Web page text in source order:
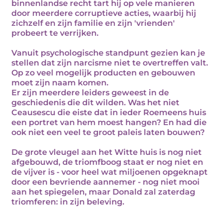
binnenlandse recht tart hij op vele manieren
door meerdere corruptieve acties, waarbij hij
zichzelf en zijn familie en zijn 'vrienden'
probeert te verrijken.
Vanuit psychologische standpunt gezien kan je
stellen dat zijn narcisme niet te overtreffen valt.
Op zo veel mogelijk producten en gebouwen
moet zijn naam komen.
Er zijn meerdere leiders geweest in de
geschiedenis die dit wilden. Was het niet
Ceausescu die eiste dat in ieder Roemeens huis
een portret van hem moest hangen? En had die
ook niet een veel te groot paleis laten bouwen?
De grote vleugel aan het Witte huis is nog niet
afgebouwd, de triomfboog staat er nog niet en
de vijver is - voor heel wat miljoenen opgeknapt
door een bevriende aannemer - nog niet mooi
aan het spiegelen, maar Donald zal zaterdag
triomferen: in zijn beleving.